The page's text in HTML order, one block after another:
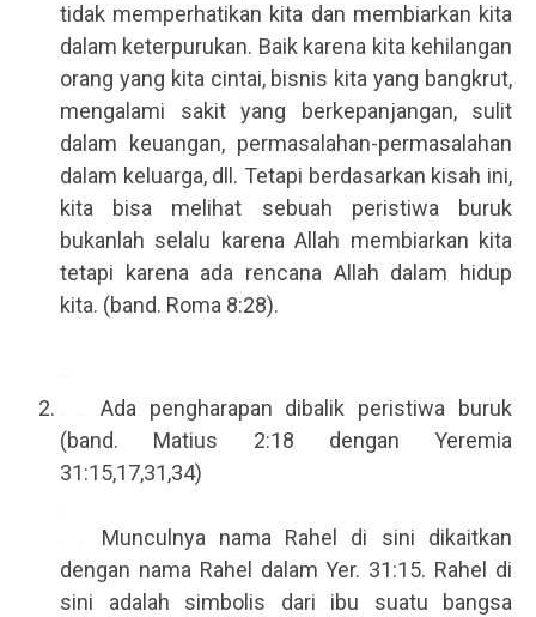
tidak memperhatikan kita dan membiarkan kita
dalam keterpurukan. Baik karena kita kehilangan
orang yang kita cintai, bisnis kita yang bangkrut,
mengalami sakit yang berkepanjangan, sulit
dalam keuangan, permasalahan-permasalahan
dalam keluarga, dll. Tetapi berdasarkan kisah ini,
kita bisa melihat sebuah peristiwa buruk
bukanlah selalu karena Allah membiarkan kita
tetapi karena ada rencana Allah dalam hidup
kita. (band. Roma 8:28).
..
. . .Ada pengharapan dibalik peristiwa buruk
(band. Matius 2:18 dengan Yeremia
31:15,17,31,34)
.
. . .Munculnya nama Rahel di sini dikaitkan
dengan nama Rahel dalam Yer. 31:15. Rahel di
sini adalah simbolis dari ibu suatu bangsa